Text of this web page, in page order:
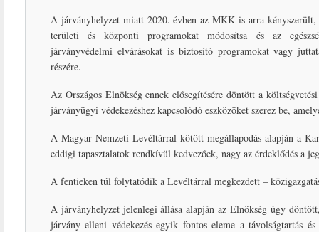
A járványhelyzet miatt 2020. évben az MKK is arra kényszerült,
területi és központi programokat módosítsa és az
járványvédelmi elvárásokat is biztosító programokat vagy
részére.
Az Országos Elnökség ennek elősegítésére döntött a
járványügyi védekezéshez kapcsolódó eszközöket szerez be,
A Magyar Nemzeti Levéltárral kötött megállapodás alapján a
eddigi tapasztalatok rendkívül kedvezőek, nagy az érdeklődés a
A fentieken túl folytatódik a Levéltárral megkezdett –
A járványhelyzet jelenlegi állása alapján az Elnökség úgy
járvány elleni védekezés egyik fontos eleme a távolságtartás